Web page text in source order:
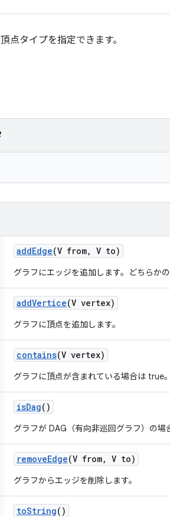
点タイプを指定できます。
addEdge(V from, V to)
グラフにエッジを追加します。どちらか
addVertice(V vertex)
グラフに頂点を追加します。
contains(V vertex)
グラフに頂点が含まれている場合は true。
isDag()
グラフが DAG（有向非巡回グラフ）の場
removeEdge(V from, V to)
グラフからエッジを削除します。
toString()